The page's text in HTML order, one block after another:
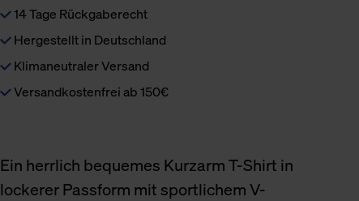
14 Tage Rückgaberecht
Hergestellt in Deutschland
Klimaneutraler Versand
Versandkostenfrei ab 150€
Ein herrlich bequemes Kurzarm T-Shirt in
lockerer Passform mit sportlichem V-